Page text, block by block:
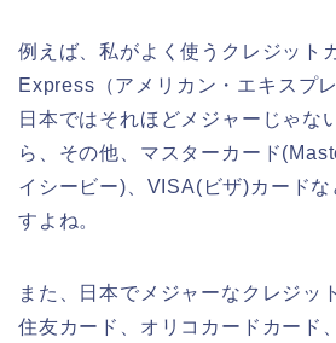
例えば、私がよく使うクレジット
Express（アメリカン・エキスプ
日本ではそれほどメジャーじゃな
ら、その他、マスターカード
イシービー)、VISA(ビザ)カード
すよね。
また、日本でメジャーなクレジッ
住友カード、オリコカードカード